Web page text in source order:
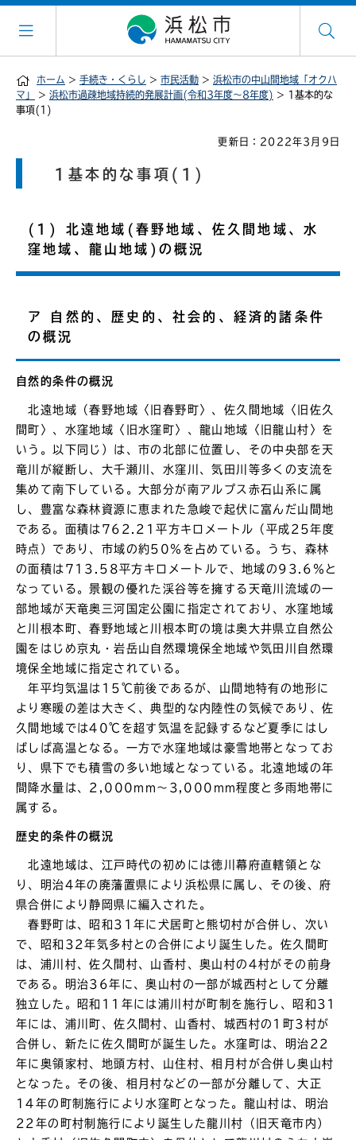
ホーム > 手続き・くらし > 市民活動 > 浜松市の中山間地域「オクハ
マ」
> 浜松市過疎地域持続的発展計画(令和3年度～8年度) > 1基本的な
事項(1)
更新日：2022年3月9日
1基本的な事項(1)
(1) 北遠地域(春野地域、佐久間地域、水
窪地域、龍山地域)の概況
ア 自然的、歴史的、社会的、経済的諸条件
の概況
自然的条件の概況
北遠地域（春野地域〈旧春野町〉、佐久間地域〈旧佐久
間町〉、水窪地域〈旧水窪町〉、龍山地域〈旧龍山村〉を
いう。以下同じ）は、市の北部に位置し、その中央部を天
竜川が縦断し、大千瀬川、水窪川、気田川等多くの支流を
集めて南下している。大部分が南アルプス赤石山系に属
し、豊富な森林資源に恵まれた急峻で起伏に富んだ山間地
である。面積は762.21平方キロメートル（平成25年度
時点）であり、市域の約50％を占めている。うち、森林
の面積は713.58平方キロメートルで、地域の93.6％と
なっている。景観の優れた渓谷等を擁する天竜川流域の一
部地域が天竜奥三河国定公園に指定されており、水窪地域
と川根本町、春野地域と川根本町の境は奥大井県立自然公
園をはじめ京丸・岩岳山自然環境保全地域や気田川自然環
境保全地域に指定されている。
年平均気温は15℃前後であるが、山間地特有の地形に
より寒暖の差は大きく、典型的な内陸性の気候であり、佐
久間地域では40℃を超す気温を記録するなど夏季にはし
ばしば高温となる。一方で水窪地域は豪雪地帯となってお
り、県下でも積雪の多い地域となっている。北遠地域の年
間降水量は、2,000mm～3,000mm程度と多雨地帯に
属する。
歴史的条件の概況
北遠地域は、江戸時代の初めには徳川幕府直轄領とな
り、明治4年の廃藩置県により浜松県に属し、その後、府
県合併により静岡県に編入された。
春野町は、昭和31年に犬居町と熊切村が合併し、次い
で、昭和32年気多村との合併により誕生した。佐久間町
は、浦川村、佐久間村、山香村、奥山村の4村がその前身
である。明治36年に、奥山村の一部が城西村として分離
独立した。昭和11年には浦川村が町制を施行し、昭和31
年には、浦川町、佐久間村、山香村、城西村の1町3村が
合併し、新たに佐久間町が誕生した。水窪町は、明治22
年に奥領家村、地頭方村、山住村、相月村が合併し奥山村
となった。その後、相月村などの一部が分離して、大正
14年の町制施行により水窪町となった。龍山村は、明治
22年の町村制施行により誕生した龍川村（旧天竜市内）